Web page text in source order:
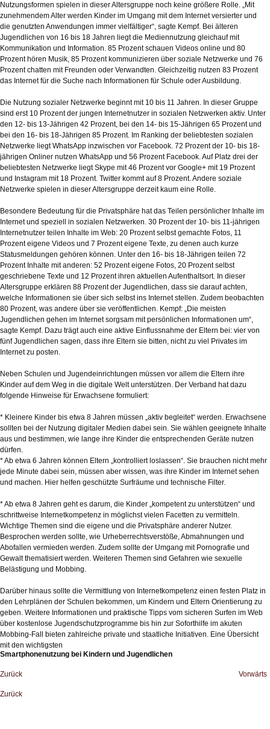
Nutzungsformen spielen in dieser Altersgruppe noch keine größere Rolle. „Mit
zunehmendem Alter werden Kinder im Umgang mit dem Internet versierter und
die genutzten Anwendungen immer vielfältiger“, sagte Kempf. Bei älteren
Jugendlichen von 16 bis 18 Jahren liegt die Mediennutzung gleichauf mit
Kommunikation und Information. 85 Prozent schauen Videos online und 80
Prozent hören Musik, 85 Prozent kommunizieren über soziale Netzwerke und 76
Prozent chatten mit Freunden oder Verwandten. Gleichzeitig nutzen 83 Prozent
das Internet für die Suche nach Informationen für Schule oder Ausbildung.
Die Nutzung sozialer Netzwerke beginnt mit 10 bis 11 Jahren. In dieser Gruppe
sind erst 10 Prozent der jungen Internetnutzer in sozialen Netzwerken aktiv. Unter
den 12- bis 13-Jährigen 42 Prozent, bei den 14- bis 15-Jährigen 65 Prozent und
bei den 16- bis 18-Jährigen 85 Prozent. Im Ranking der beliebtesten sozialen
Netzwerke liegt WhatsApp inzwischen vor Facebook. 72 Prozent der 10- bis 18-
jährigen Onliner nutzen WhatsApp und 56 Prozent Facebook. Auf Platz drei der
beliebtesten Netzwerke liegt Skype mit 46 Prozent vor Google+ mit 19 Prozent
und Instagram mit 18 Prozent. Twitter kommt auf 8 Prozent. Andere soziale
Netzwerke spielen in dieser Altersgruppe derzeit kaum eine Rolle.
Besondere Bedeutung für die Privatsphäre hat das Teilen persönlicher Inhalte im
Internet und speziell in sozialen Netzwerken. 30 Prozent der 10- bis 11-jährigen
Internetnutzer teilen Inhalte im Web: 20 Prozent selbst gemachte Fotos, 11
Prozent eigene Videos und 7 Prozent eigene Texte, zu denen auch kurze
Statusmeldungen gehören können. Unter den 16- bis 18-Jährigen teilen 72
Prozent Inhalte mit anderen: 52 Prozent eigene Fotos, 20 Prozent selbst
geschriebene Texte und 12 Prozent ihren aktuellen Aufenthaltsort. In dieser
Altersgruppe erklären 88 Prozent der Jugendlichen, dass sie darauf achten,
welche Informationen sie über sich selbst ins Internet stellen. Zudem beobachten
80 Prozent, was andere über sie veröffentlichen. Kempf: „Die meisten
Jugendlichen gehen im Internet sorgsam mit persönlichen Informationen um“,
sagte Kempf. Dazu trägt auch eine aktive Einflussnahme der Eltern bei: vier von
fünf Jugendlichen sagen, dass ihre Eltern sie bitten, nicht zu viel Privates im
Internet zu posten.
Neben Schulen und Jugendeinrichtungen müssen vor allem die Eltern ihre
Kinder auf dem Weg in die digitale Welt unterstützen. Der Verband hat dazu
folgende Hinweise für Erwachsene formuliert:
* Kleinere Kinder bis etwa 8 Jahren müssen „aktiv begleitet“ werden. Erwachsene
sollten bei der Nutzung digitaler Medien dabei sein. Sie wählen geeignete Inhalte
aus und bestimmen, wie lange ihre Kinder die entsprechenden Geräte nutzen
dürfen.
* Ab etwa 6 Jahren können Eltern „kontrolliert loslassen“. Sie brauchen nicht mehr
jede Minute dabei sein, müssen aber wissen, was ihre Kinder im Internet sehen
und machen. Hier helfen geschützte Surfräume und technische Filter.
* Ab etwa 8 Jahren geht es darum, die Kinder „kompetent zu unterstützen“ und
schrittweise Internetkompetenz in möglichst vielen Facetten zu vermitteln.
Wichtige Themen sind die eigene und die Privatsphäre anderer Nutzer.
Besprochen werden sollte, wie Urheberrechtsverstöße, Abmahnungen und
Abofallen vermieden werden. Zudem sollte der Umgang mit Pornografie und
Gewalt thematisiert werden. Weiteren Themen sind Gefahren wie sexuelle
Belästigung und Mobbing.
Darüber hinaus sollte die Vermittlung von Internetkompetenz einen festen Platz in
den Lehrplänen der Schulen bekommen, um Kindern und Eltern Orientierung zu
geben. Weitere Informationen und praktische Tipps vom sicheren Surfen im Web
über kostenlose Jugendschutzprogramme bis hin zur Soforthilfe im akuten
Mobbing-Fall bieten zahlreiche private und staatliche Initiativen. Eine Übersicht
mit den wichtigsten
Smartphonenutzung bei Kindern und Jugendlichen
Zurück Vorwärts
Zurück